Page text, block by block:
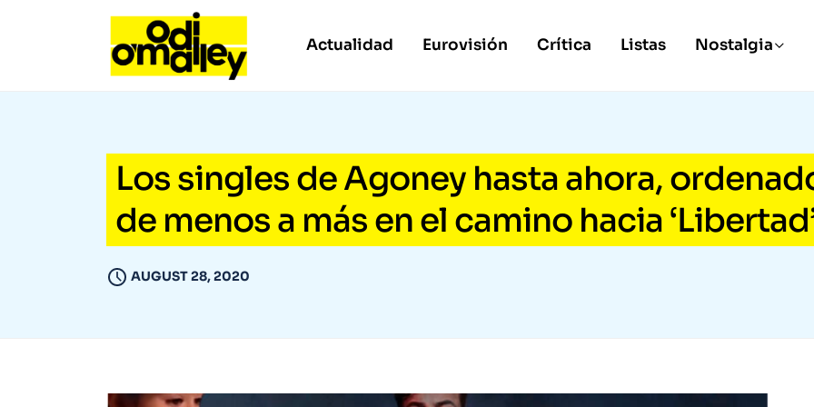
Actualidad Eurovisión Crítica Listas Nostalgia
Los singles de Agoney hasta ahora,
de menos a más en el camino hacia
AUGUST 28, 2020